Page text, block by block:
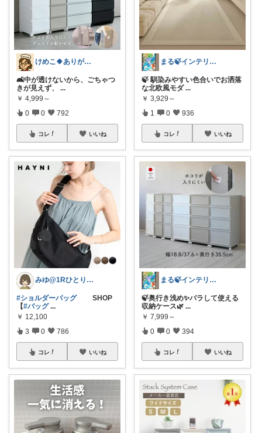
けめこ🍀ありがとうございます🤭💕
🛋️中が透けないから、ごちゃつ
きが見えず、
...
￥ 4,999～
0 0 792
コレ いいね
みゆ@1Rひとり暮らし
#ショルダーバッグSHOP
【#バッグ ...
￥ 12,100
3 0 786
コレ いいね
まる🍃インテリア×くらし
🍃 馴染みやすい色合いでお洒落
な北欧風モダ ...
￥ 3,929～
1 0 936
コレ いいね
まる🍃インテリア×くらし
🍃奥行き浅め✨バラして使える
収納ケース🌿 ...
￥ 7,999～
0 0 394
コレ いいね